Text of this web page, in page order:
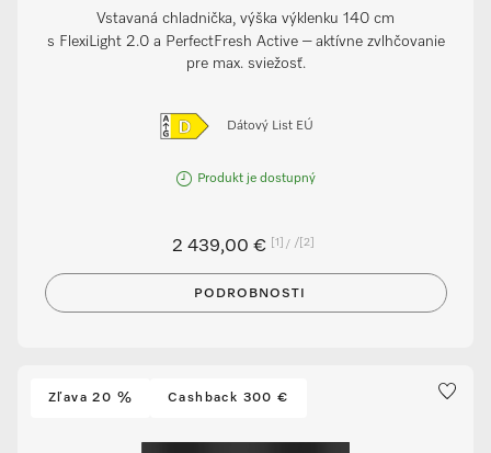
Vstavaná chladnička, výška výklenku 140 cm
s FlexiLight 2.0 a PerfectFresh Active – aktívne zvlhčovanie
pre max. sviežosť.
Dátový List EÚ
Produkt je dostupný
2 439,00 € [1] / [2]
PODROBNOSTI
Zľava 20 % Cashback 300 €